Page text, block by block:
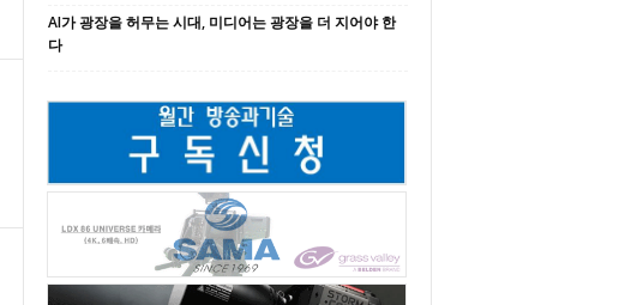
AI가 광장을 허무는 시대, 미디어는 광장을 더 지어야 한
다